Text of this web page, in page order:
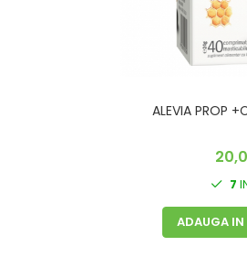
FOOD SEMINȚE- OLEAGINOASE
ALEVIA PROP
7
ADAUGA